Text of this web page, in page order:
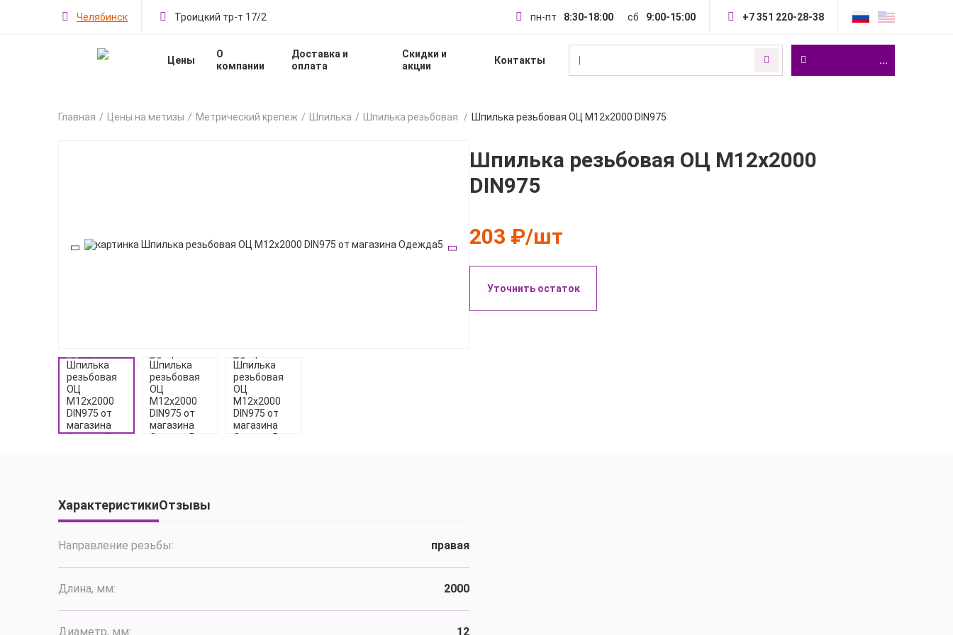
Челябинск Троицкий тр-т 17/2 пн-пт 8:30-18:00 сб 9:00-15:00 +7 351 220-28-38
Цены
О
компании
Доставка и
оплата
Скидки и
акции
Контакты | ...
Главная Цены на метизы Метрический крепеж Шпилька Шпилька резьбовая Шпилька резьбовая ОЦ М12х2000 DIN975
Шпилька резьбовая ОЦ М12х2000
DIN975
203 ₽/шт
Уточнить остаток
ХарактеристикиОтзывы
Направление резьбы: правая
Длина, мм: 2000
Диаметр, мм: 12